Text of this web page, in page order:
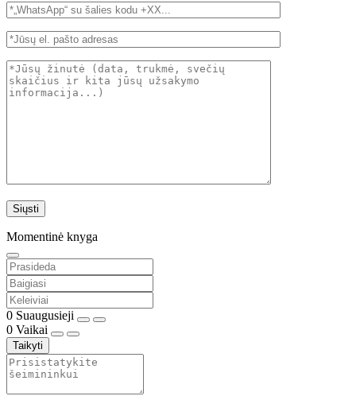
Momentinė knyga
0 Suaugusieji
0 Vaikai
Taikyti